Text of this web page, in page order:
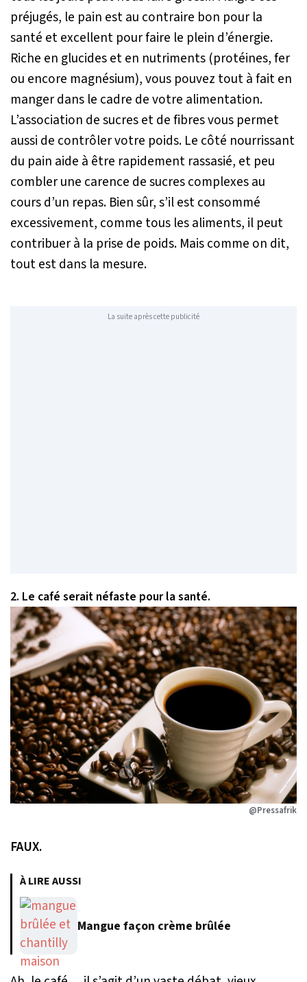
préjugés, le pain est au contraire bon pour la
santé et excellent pour faire le plein d’énergie.
Riche en glucides et en nutriments (protéines, fer
ou encore magnésium), vous pouvez tout à fait en
manger dans le cadre de votre alimentation.
L’association de sucres et de fibres vous permet
aussi de contrôler votre poids. Le côté nourrissant
du pain aide à être rapidement rassasié, et peu
combler une carence de sucres complexes au
cours d’un repas. Bien sûr, s’il est consommé
excessivement, comme tous les aliments, il peut
contribuer à la prise de poids. Mais comme on dit,
tout est dans la mesure.
La suite après cette publicité
2. Le café serait néfaste pour la santé.
@Pressafrik
FAUX.
À LIRE AUSSI
Mangue façon crème brûlée